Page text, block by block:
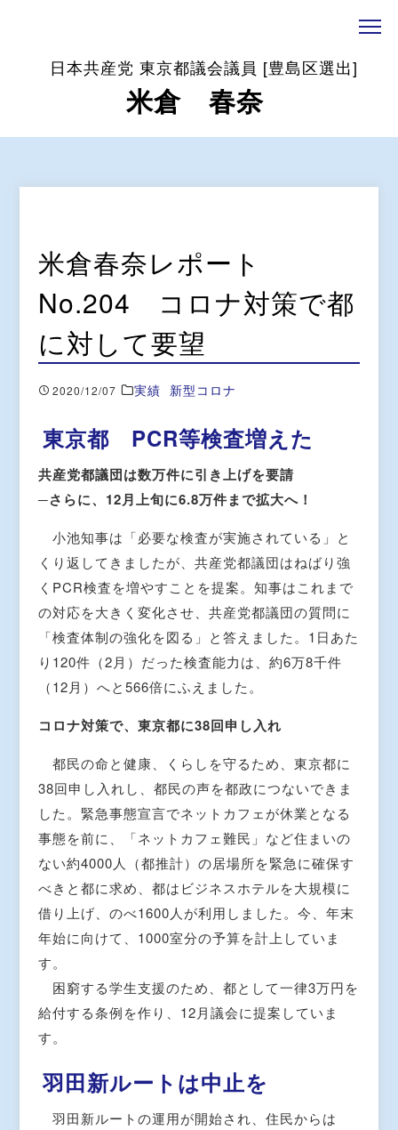
日本共産党 東京都議会議員 [豊島区選出]
米倉 春奈
米倉春奈レポート
No.204 コロナ対策で都
に対して要望
2020/12/07 実績 新型コロナ
東京都 PCR等検査増えた
共産党都議団は数万件に引き上げを要請
─さらに、12月上旬に6.8万件まで拡大へ！
小池知事は「必要な検査が実施されている」と
くり返してきましたが、共産党都議団はねばり強
くPCR検査を増やすことを提案。知事はこれまで
の対応を大きく変化させ、共産党都議団の質問に
「検査体制の強化を図る」と答えました。1日あた
り120件（2月）だった検査能力は、約6万8千件
（12月）へと566倍にふえました。
コロナ対策で、東京都に38回申し入れ
都民の命と健康、くらしを守るため、東京都に
38回申し入れし、都民の声を都政につないできま
した。緊急事態宣言でネットカフェが休業となる
事態を前に、「ネットカフェ難民」など住まいの
ない約4000人（都推計）の居場所を緊急に確保す
べきと都に求め、都はビジネスホテルを大規模に
借り上げ、のべ1600人が利用しました。今、年末
年始に向けて、1000室分の予算を計上していま
す。
困窮する学生支援のため、都として一律3万円を
給付する条例を作り、12月議会に提案していま
す。
羽田新ルートは中止を
羽田新ルートの運用が開始され、住民からは